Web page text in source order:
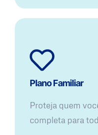
Plano Familiar
Proteja quem
completa para